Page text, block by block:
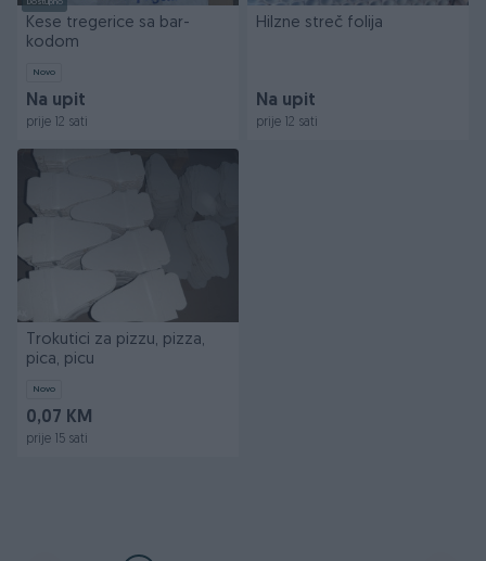
Dostupno
Kese tregerice sa bar-
kodom
Novo
Na upit
prije 12 sati
Hilzne streč folija
Na upit
prije 12 sati
Trokutici za pizzu, pizza,
pica, picu
Novo
0,07 KM
prije 15 sati